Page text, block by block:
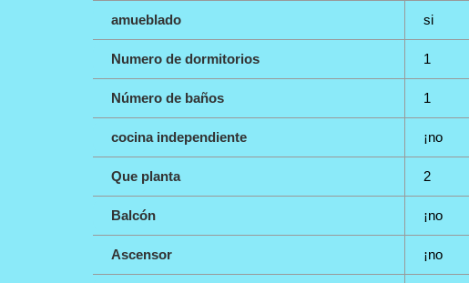
amueblado si
Numero de dormitorios 1
Número de baños 1
cocina independiente ¡no
Que planta 2
Balcón ¡no
Ascensor ¡no